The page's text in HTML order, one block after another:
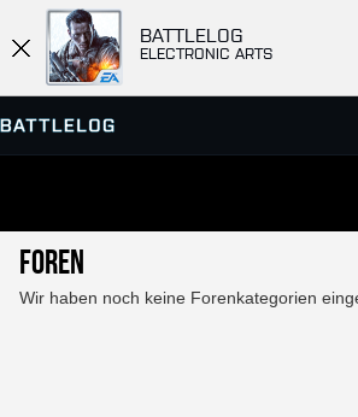
BATTLELOG
ELECTRONIC ARTS
SERVER-BROWSER
MATCHES
Foren
Wir haben noch keine Forenkategorien